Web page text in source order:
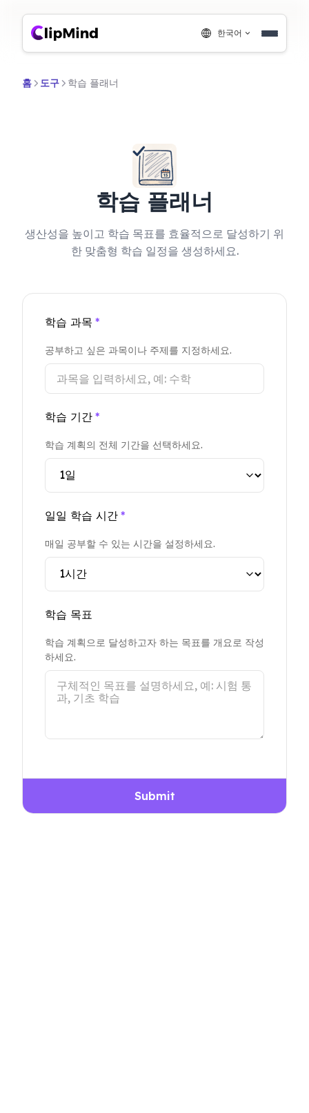
한국어
홈 도구 학습 플래너
학습 플래너
생산성을 높이고 학습 목표를 효율적으로 달성하기 위
한 맞춤형 학습 일정을 생성하세요.
학습 과목 *
공부하고 싶은 과목이나 주제를 지정하세요.
학습 기간 *
학습 계획의 전체 기간을 선택하세요.
일일 학습 시간 *
매일 공부할 수 있는 시간을 설정하세요.
학습 목표
학습 계획으로 달성하고자 하는 목표를 개요로 작성
하세요.
Submit